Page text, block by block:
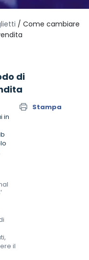
/ Come cambiare
di
Stampa
in
il